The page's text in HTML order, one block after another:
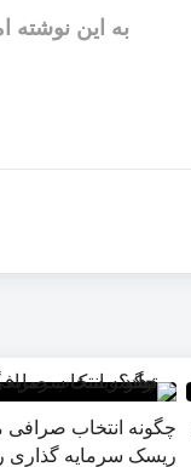
به این نوشته
چگونه انتخاب صرافی
ریسک سرمایه گذاری